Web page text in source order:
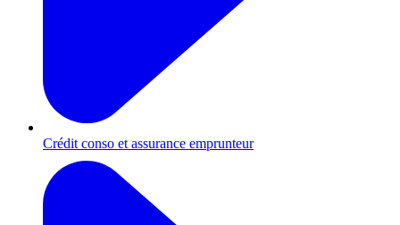
Crédit conso et assurance emprunteur